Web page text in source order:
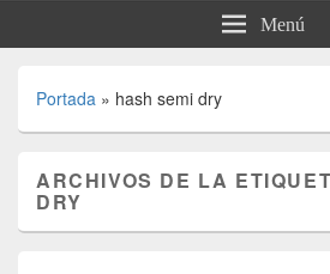
Menú
Portada » hash semi dry
ARCHIVOS DE LA
DRY